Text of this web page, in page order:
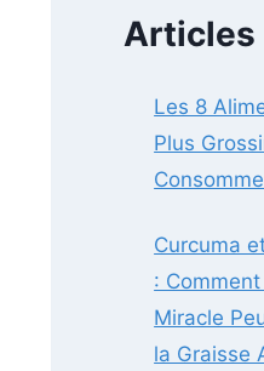
Articles
Les 8
Plus
Curcuma
:
Miracle
la Graisse